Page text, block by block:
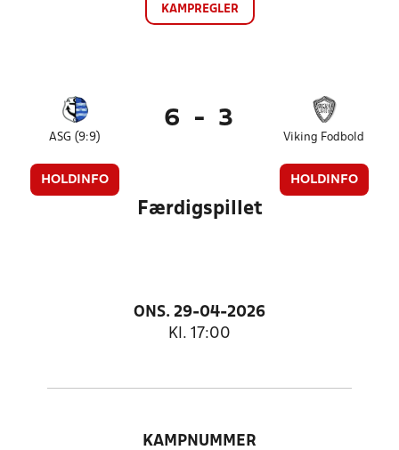
KAMPREGLER
ASG (9:9)
HOLDINFO
6 - 3
Viking Fodbold
HOLDINFO
Færdigspillet
ONS. 29-04-2026
Kl. 17:00
KAMPNUMMER